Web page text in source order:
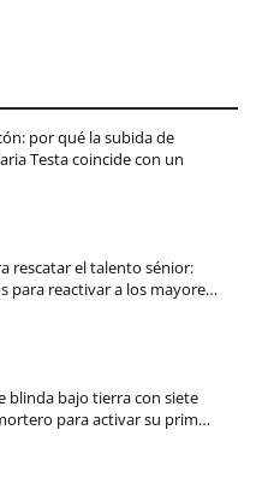
por qué la subida de
Testa coincide con un
rescatar el talento sénior:
para reactivar a los mayore…
blinda bajo tierra con siete
para activar su prim…